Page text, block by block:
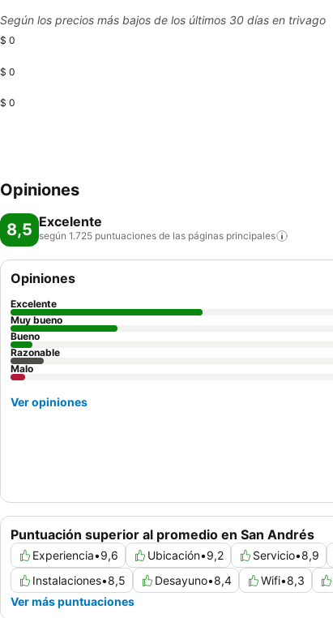
Según los precios más bajos de los últimos 30 días en trivago
$ 0
$ 0
$ 0
Opiniones
8,5 Excelente
según 1.725 puntuaciones de las páginas principales
Puntuación superior al promedio en San Andrés
Experiencia•9,6 Ubicación•9,2 Servicio•8,9
Instalaciones•8,5 Desayuno•8,4 Wifi•8,3
Ver más puntuaciones
Opiniones
Excelente
Muy bueno
Bueno
Razonable
Malo
Ver opiniones